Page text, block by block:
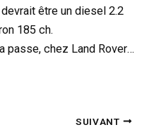
être un diesel 2.2
185 ch.
passe, chez Land Rover…
SUIVANT